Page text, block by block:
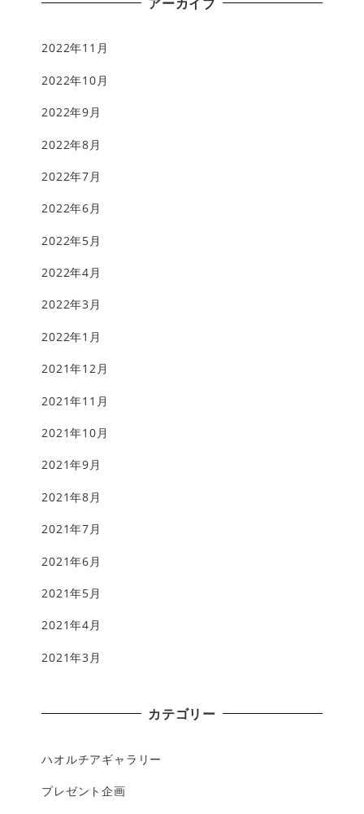
2022年11月
2022年10月
2022年9月
2022年8月
2022年7月
2022年6月
2022年5月
2022年4月
2022年3月
2022年1月
2021年12月
2021年11月
2021年10月
2021年9月
2021年8月
2021年7月
2021年6月
2021年5月
2021年4月
2021年3月
カテゴリー
ハオルチアギャラリー
プレゼント企画